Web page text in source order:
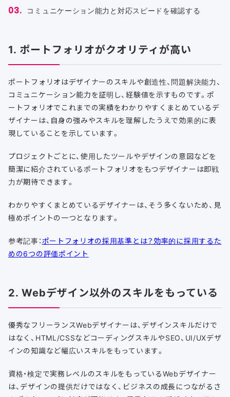
コミュニケーション能力と対応スピードを確認する
1. ポートフォリオがクオリティが高い
ポートフォリオはデザイナーのスキルや創造性、問題解決能力、
コミュニケーション能力を証明し、経験値を示すものです。ポ
ートフォリオでこれまでの実績をわかりやすくまとめているデ
ザイナーは、自身の強みやスキルを理解したうえで効果的に表
現していることを示しています。
プロジェクトごとに、使用したツールやデザインの意図などを
簡潔に紹介されているポートフォリオをもつデザイナーは即戦
力が期待できます。
わかりやすくまとめているデザイナーは、そう多くないため、見
極めポイントの一つとなります。
参考記事：ポートフォリオの採用基準とは？効率的に採用するた
めの6つの評価ポイント
2. Webデザイン以外のスキルをもっている
優秀なフリーランスWebデザイナーは、デザインスキルだけで
はなく、HTML/CSSなどコーディングスキルやSEO、UI/UXデザ
インの知識など幅広いスキルをもっています。
資格・検定で実務レベルのスキルをもっているWebデザイナー
は、デザインの提供だけではなく、ビジネスの成長につながるさ